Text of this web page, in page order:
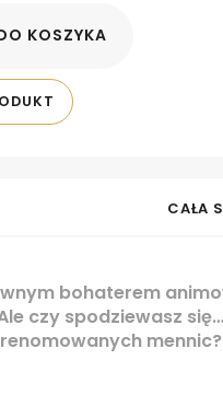
KOSZYKA
CAŁA
bohaterem
czy spodziewasz